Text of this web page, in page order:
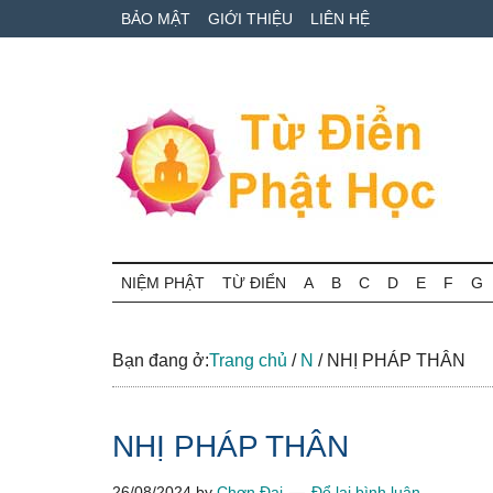
to
to
qua
BẢO MẬT GIỚI THIỆU LIÊN HỆ
Từ
điển
Phật
cứu
thuật
Phật
học
NIỆM PHẬT TỪ ĐIỂN A B C D E F G
Bạn đang ở:Trang chủ / N /NHỊ PHÁP THÂN
NHỊ PHÁP THÂN